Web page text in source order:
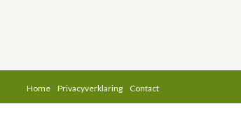
Home Privacyverklaring Contact